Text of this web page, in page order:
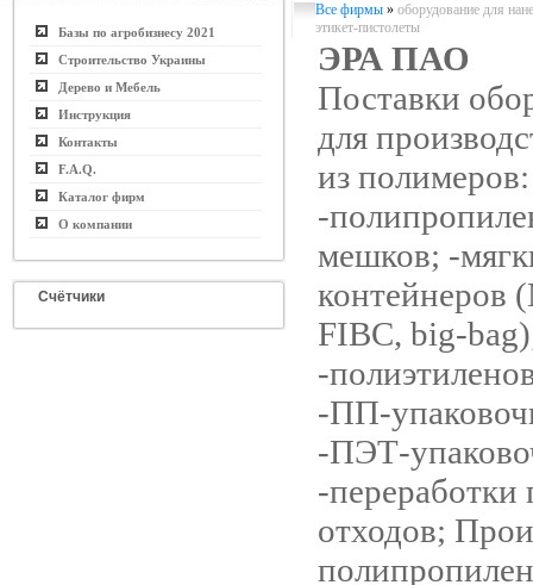
Базы по агробизнесу 2021
Строительство Украины
Дерево и Мебель
Инструкция
Контакты
F.A.Q.
Каталог фирм
О компании
Счётчики
Все фирмы » оборудование для
этикет-пистолеты
ЭРА ПАО
Поставки
для
из полимеров:
-
мешков; -
контейнеров
FIBC, big-
-
-ПП-
-ПЭТ-
-
отходов;